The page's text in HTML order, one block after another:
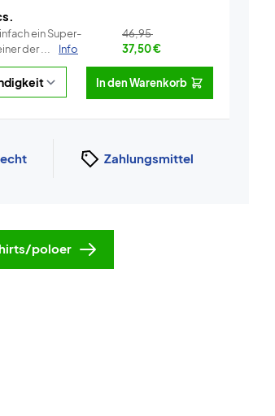
ein Super-
der ...
Info
46,95
37,50€
In den Warenkorb
Zahlungsmittel
poloer